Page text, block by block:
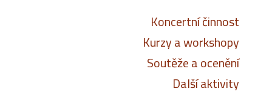
Koncertní činnost
Kurzy a workshopy
Soutěže a ocenění
Další aktivity